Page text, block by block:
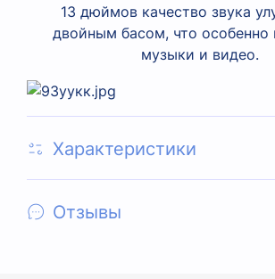
13 дюймов качество звука
двойным басом, что особенно
музыки и видео.
Характеристики
Отзывы